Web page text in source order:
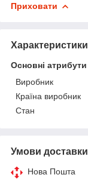
Приховати
Характеристики
Основні атрибути
Виробник
Країна виробник
Стан
Умови доставки
Нова Пошта